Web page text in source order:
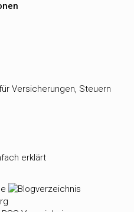
Versicherungen, Steuern
erklärt